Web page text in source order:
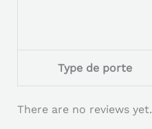
Type de porte
There are no reviews yet.